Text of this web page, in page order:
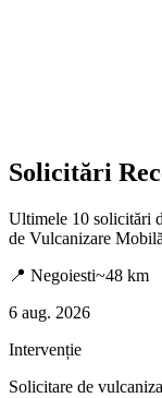
Solicitări
Ultimele 10 solicitări
de Vulcanizare
📍 Negoiesti~48 km
6 aug. 2026
Intervenție
Solicitare de